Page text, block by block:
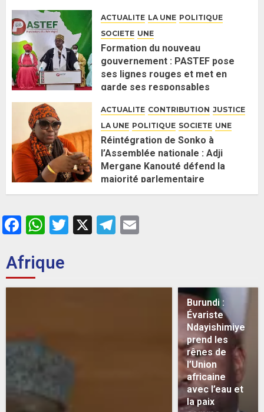
2 JUIN 2026 0
ACTUALITE LA UNE POLITIQUE
SOCIETE UNE
Formation du nouveau
gouvernement : PASTEF pose
ses lignes rouges et met en
garde ses responsables
ACTUALITE CONTRIBUTION JUSTICE
LA UNE POLITIQUE SOCIETE UNE
Réintégration de Sonko à
l’Assemblée nationale : Adji
Mergane Kanouté défend la
majorité parlementaire
26 MAI 2026 0
Facebook
WhatsApp
Twitter
X Telegram
Afrique
Burundi :
Évariste
Ndayishimiye
prend les
rênes de
l’Union
africaine
avec l’eau et
la paix